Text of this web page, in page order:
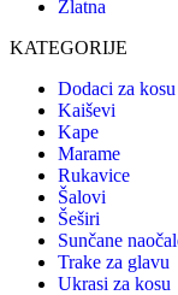
Zlatna
KATEGORIJE
Dodaci za kosu
Kaiševi
Kape
Marame
Rukavice
Šalovi
Šeširi
Sunčane
Trake za glavu
Ukrasi za kosu